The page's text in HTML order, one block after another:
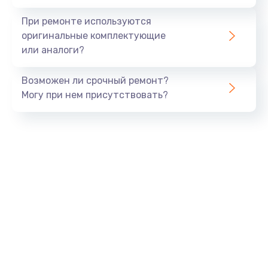
При ремонте используются
оригинальные комплектующие
или аналоги?
Возможен ли срочный ремонт?
Могу при нем присутствовать?